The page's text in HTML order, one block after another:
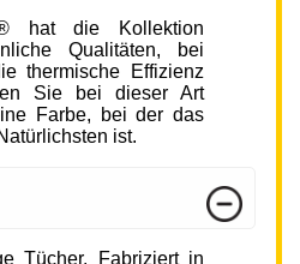
hat die Kollektion
Qualitäten, bei
thermische Effizienz
Sie bei dieser Art
Farbe, bei der das
ist.
Tücher. Fabriziert in